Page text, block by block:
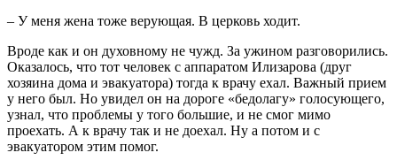
– У меня жена тоже верующая. В церковь ходит.
Вроде как и он духовному не чужд. За ужином разговорились.
Оказалось, что тот человек с аппаратом Илизарова (друг
хозяина дома и эвакуатора) тогда к врачу ехал. Важный прием
у него был. Но увидел он на дороге «бедолагу» голосующего,
узнал, что проблемы у того большие, и не смог мимо
проехать. А к врачу так и не доехал. Ну а потом и с
эвакуатором этим помог.